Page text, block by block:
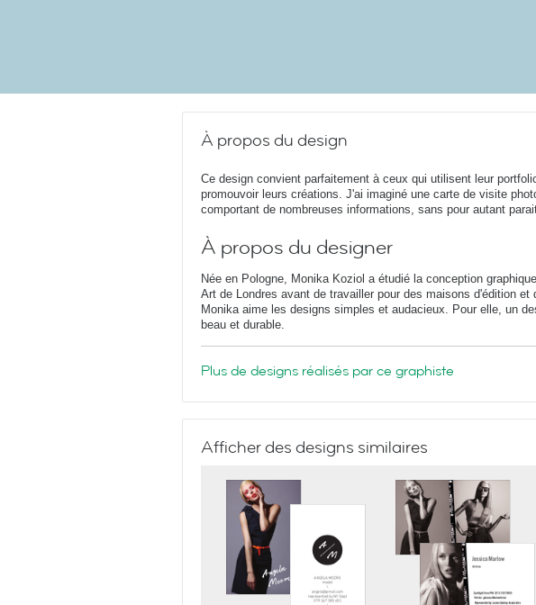
À propos du design
Ce design convient parfaitement à ceux qui utilisent leur
promouvoir leurs créations. J'ai imaginé une carte de visite
comportant de nombreuses informations, sans pour autant
À propos du designer
Née en Pologne, Monika Koziol a étudié la conception
Art de Londres avant de travailler pour des maisons d'édition
Monika aime les designs simples et audacieux. Pour elle, un
beau et durable.
Plus de designs réalisés par ce graphiste
Afficher des designs similaires